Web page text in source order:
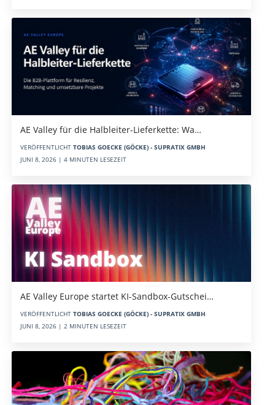
AE Valley für die Halbleiter-Lieferkette: Wa…
VERÖFFENTLICHT TOBIAS GOECKE (GÖCKE) - SUPRATIX GMBH
JUNI 8, 2026 | 4 MINUTEN LESEZEIT
AE Valley Europe startet KI-Sandbox-Gutschei…
VERÖFFENTLICHT TOBIAS GOECKE (GÖCKE) - SUPRATIX GMBH
JUNI 8, 2026 | 2 MINUTEN LESEZEIT